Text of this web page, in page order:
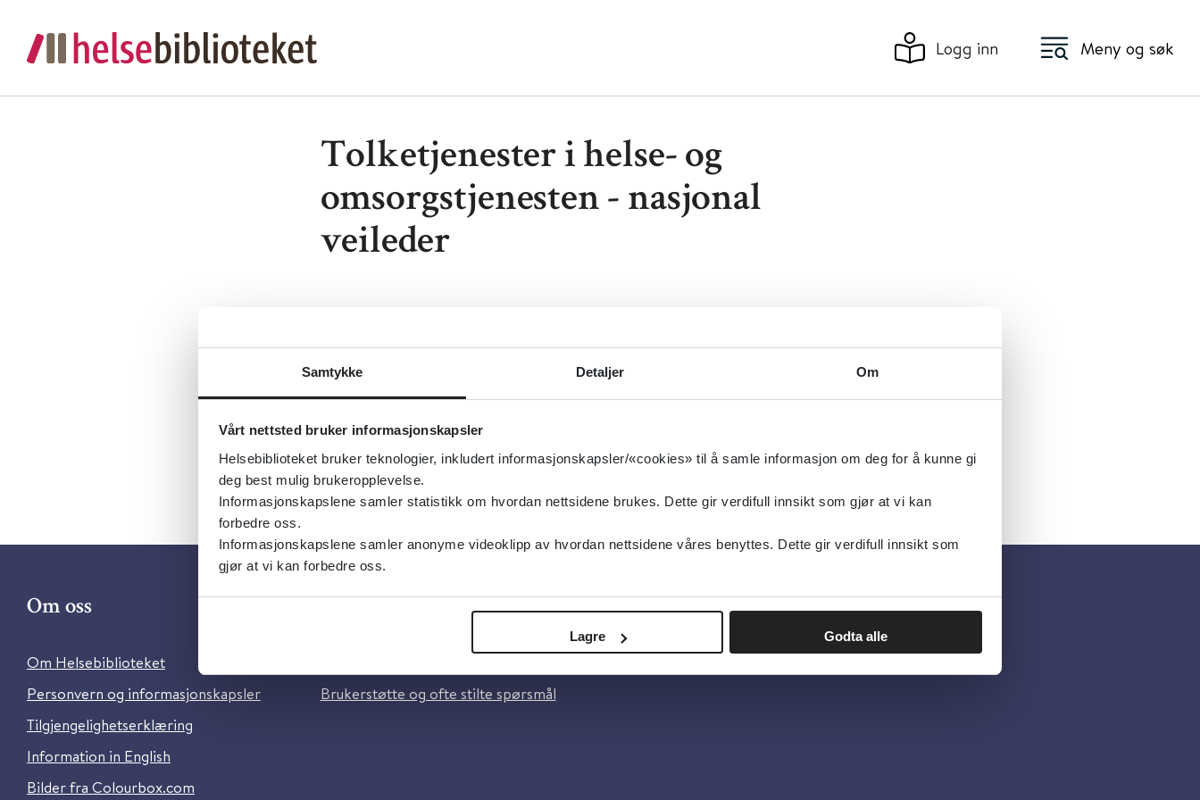
Samtykke Detaljer Om
Vårt nettsted bruker informasjonskapsler
Helsebiblioteket bruker teknologier, inkludert informasjonskapsler/«cookies» til å samle informasjon om deg for å kunne gi
deg best mulig brukeropplevelse.
Informasjonskapslene samler statistikk om hvordan nettsidene brukes. Dette gir verdifull innsikt som gjør at vi kan
forbedre oss.
Informasjonskapslene samler anonyme videoklipp av hvordan nettsidene våres benyttes. Dette gir verdifull innsikt som
gjør at vi kan forbedre oss.
Lagre Godta alle
Logg inn Meny og søk
Tolketjenester i helse- og
omsorgstjenesten - nasjonal
veileder
Utgiver:
Språk:Norsk
Om oss
Om Helsebiblioteket
Personvern og informasjonskapsler
Tilgjengelighetserklæring
Information in English
Bilder fra Colourbox.com
Brukerstøtte og ofte stilte spørsmål